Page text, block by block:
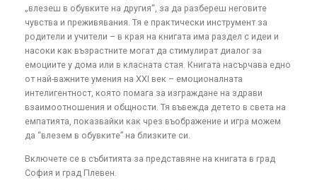
„влезеш в обувките на другия“, за да разбереш неговите
чувства и преживявания. Тя е практически инструмент за
родители и учители – в края на книгата има раздел с идеи и
насоки как възрастните могат да стимулират диалог за
емоциите у дома или в класната стая. Книгата насърчава едно
от най-важните умения на XXI век – емоционалната
интелигентност, която помага за изграждане на здрави
взаимоотношения и общности. Тя въвежда детето в света на
емпатията, показвайки как чрез въображение и игра можем
да “влезем в обувките” на близките си.
Включете се в събитията за представяне на книгата в град
София и град Плевен.